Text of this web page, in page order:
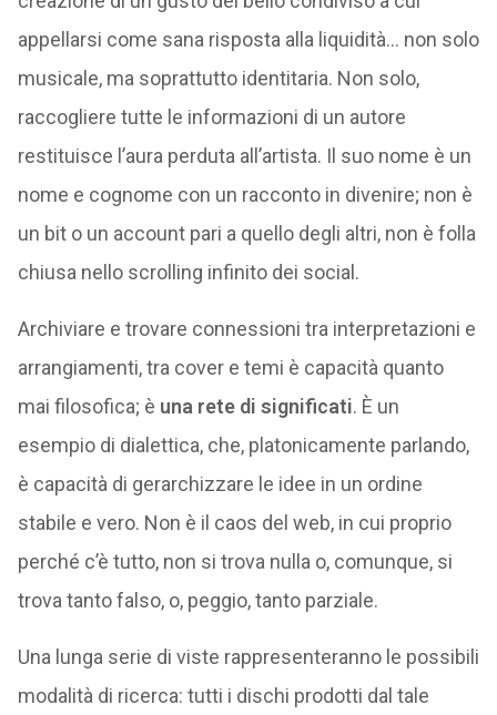
appellarsi come sana risposta alla liquidità… non solo
musicale, ma soprattutto identitaria. Non solo,
raccogliere tutte le informazioni di un autore
restituisce l’aura perduta all’artista. Il suo nome è un
nome e cognome con un racconto in divenire; non è
un bit o un account pari a quello degli altri, non è folla
chiusa nello scrolling infinito dei social.
Archiviare e trovare connessioni tra interpretazioni e
arrangiamenti, tra cover e temi è capacità quanto
mai filosofica; è una rete di significati. È un
esempio di dialettica, che, platonicamente parlando,
è capacità di gerarchizzare le idee in un ordine
stabile e vero. Non è il caos del web, in cui proprio
perché c’è tutto, non si trova nulla o, comunque, si
trova tanto falso, o, peggio, tanto parziale.
Una lunga serie di viste rappresenteranno le possibili
modalità di ricerca: tutti i dischi prodotti dal tale